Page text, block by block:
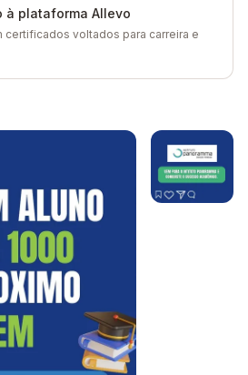
à plataforma Allevo
certificados voltados para carreira e